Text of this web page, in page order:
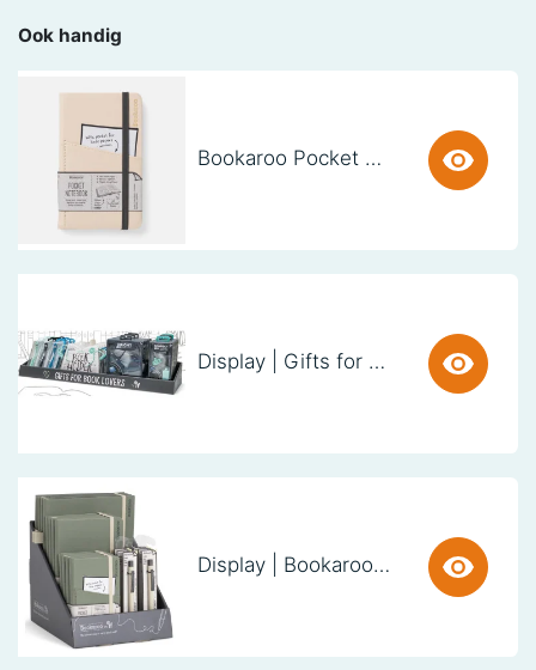
Ook handig
Bookaroo Pocket Notebook (A6) - CREAM
Display | Gifts for Book Lovers (60cm)
Display | Bookaroo Notebook & Pen - Fern